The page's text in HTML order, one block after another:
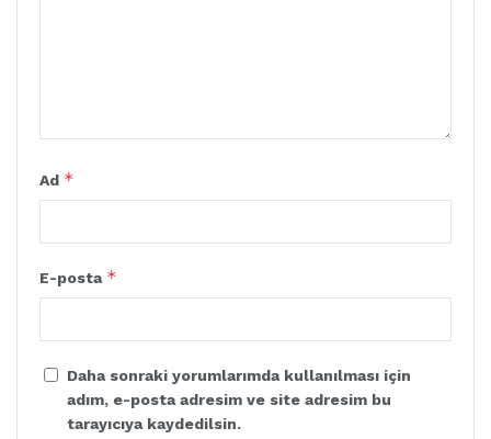
Ad *
E-posta *
Daha sonraki yorumlarımda kullanılması için
adım, e-posta adresim ve site adresim bu
tarayıcıya kaydedilsin.